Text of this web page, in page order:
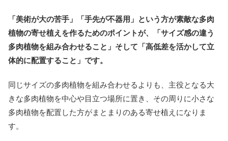
「美術が大の苦手」「手先が不器用」という方が素敵な多肉
植物の寄せ植えを作るためのポイントが、「サイズ感の違う
多肉植物を組み合わせること」そして「高低差を活かして立
体的に配置すること」です。
同じサイズの多肉植物を組み合わせるよりも、主役となる大
きな多肉植物を中心や目立つ場所に置き、その周りに小さな
多肉植物を配置した方がまとまりのある寄せ植えになりま
す。